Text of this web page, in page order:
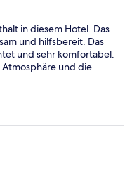
in diesem Hotel. Das
und hilfsbereit. Das
und sehr komfortabel.
und die